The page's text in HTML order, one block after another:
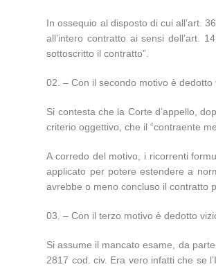
In ossequio al disposto di cui all’art.
all’intero contratto ai sensi dell’art.
sottoscritto il contratto”.
– Con il secondo motivo è
Si contesta che la Corte d’appello,
criterio oggettivo, che il “contraente
A corredo del motivo, i ricorrenti
applicato per potere estendere a
avrebbe o meno concluso il contratto
– Con il terzo motivo è dedotto
Si assume il mancato esame, da
2817 cod. civ. Era vero infatti che se